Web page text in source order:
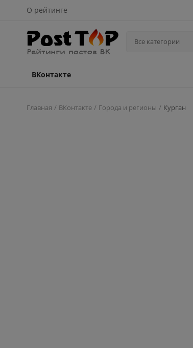
О рейтинге
Все категории
ВКонтакте
Главная ВКонтакте Города и регионы Курган